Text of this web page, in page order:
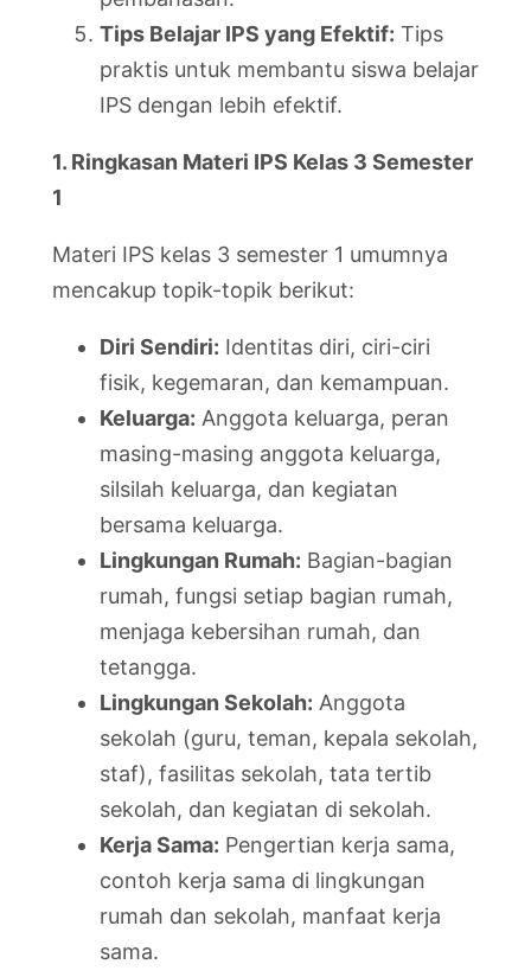
Tips Belajar IPS yang Efektif: Tips
praktis untuk membantu siswa belajar
IPS dengan lebih efektif.
1. Ringkasan Materi IPS Kelas 3 Semester
1
Materi IPS kelas 3 semester 1 umumnya
mencakup topik-topik berikut:
Diri Sendiri: Identitas diri, ciri-ciri
fisik, kegemaran, dan kemampuan.
Keluarga: Anggota keluarga, peran
masing-masing anggota keluarga,
silsilah keluarga, dan kegiatan
bersama keluarga.
Lingkungan Rumah: Bagian-bagian
rumah, fungsi setiap bagian rumah,
menjaga kebersihan rumah, dan
tetangga.
Lingkungan Sekolah: Anggota
sekolah (guru, teman, kepala sekolah,
staf), fasilitas sekolah, tata tertib
sekolah, dan kegiatan di sekolah.
Kerja Sama: Pengertian kerja sama,
contoh kerja sama di lingkungan
rumah dan sekolah, manfaat kerja
sama.